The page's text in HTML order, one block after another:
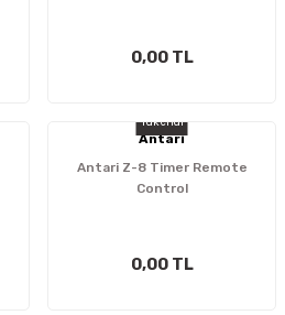
0,00 TL
Tükendi
Antari
Antari Z-8 Timer Remote
Control
0,00 TL